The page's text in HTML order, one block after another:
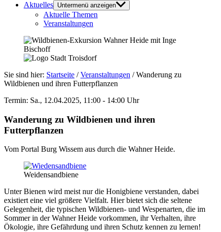
Aktuelles Untermenü anzeigen
Aktuelle Themen
Veranstaltungen
Sie sind hier: Startseite /Veranstaltungen /Wanderung zu
Wildbienen und ihren Futterpflanzen
Termin: Sa., 12.04.2025, 11:00 - 14:00 Uhr
Wanderung zu Wildbienen und ihren
Futterpflanzen
Vom Portal Burg Wissem aus durch die Wahner Heide.
Weidensandbiene
Unter Bienen wird meist nur die Honigbiene verstanden, dabei
existiert eine viel größere Vielfalt. Hier bietet sich die seltene
Gelegenheit, die typischen Wildbienen- und Wespenarten, die im
Sommer in der Wahner Heide vorkommen, ihr Verhalten, ihre
Ökologie, ihre Gefährdung und ihren Schutz kennen zu lernen!